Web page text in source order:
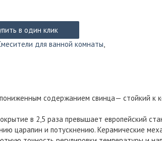
в один клик
для ванной комнаты,
содержанием свинца— стойкий к
в 2,5 раза превышает европейский
царапин и потускнению. Керамические